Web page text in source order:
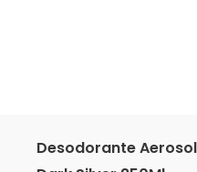
Desodorante